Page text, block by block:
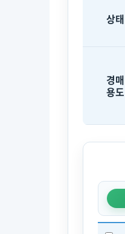
상태
경매
용도